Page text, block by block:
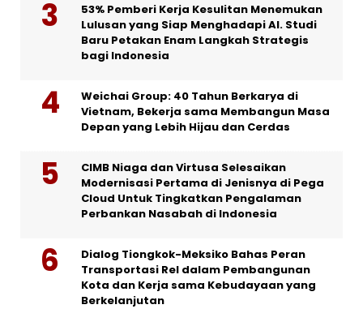
53% Pemberi Kerja Kesulitan Menemukan
Lulusan yang Siap Menghadapi AI. Studi
Baru Petakan Enam Langkah Strategis
bagi Indonesia
Weichai Group: 40 Tahun Berkarya di
Vietnam, Bekerja sama Membangun Masa
Depan yang Lebih Hijau dan Cerdas
CIMB Niaga dan Virtusa Selesaikan
Modernisasi Pertama di Jenisnya di Pega
Cloud Untuk Tingkatkan Pengalaman
Perbankan Nasabah di Indonesia
Dialog Tiongkok-Meksiko Bahas Peran
Transportasi Rel dalam Pembangunan
Kota dan Kerja sama Kebudayaan yang
Berkelanjutan